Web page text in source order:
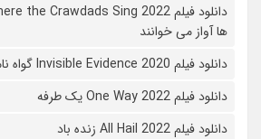
ها آواز می خوانند
دانلود فیلم 2020 Invisible Evidence گواه نامرئی
دانلود فیلم One Way 2022 یک طرفه
دانلود فیلم All Hail 2022 زنده باد